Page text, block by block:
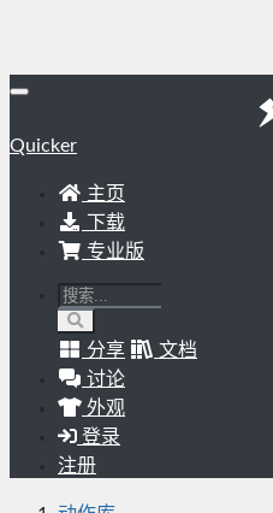
Quicker
主页
下载
专业版
分享
文档
讨论
外观
登录
注册